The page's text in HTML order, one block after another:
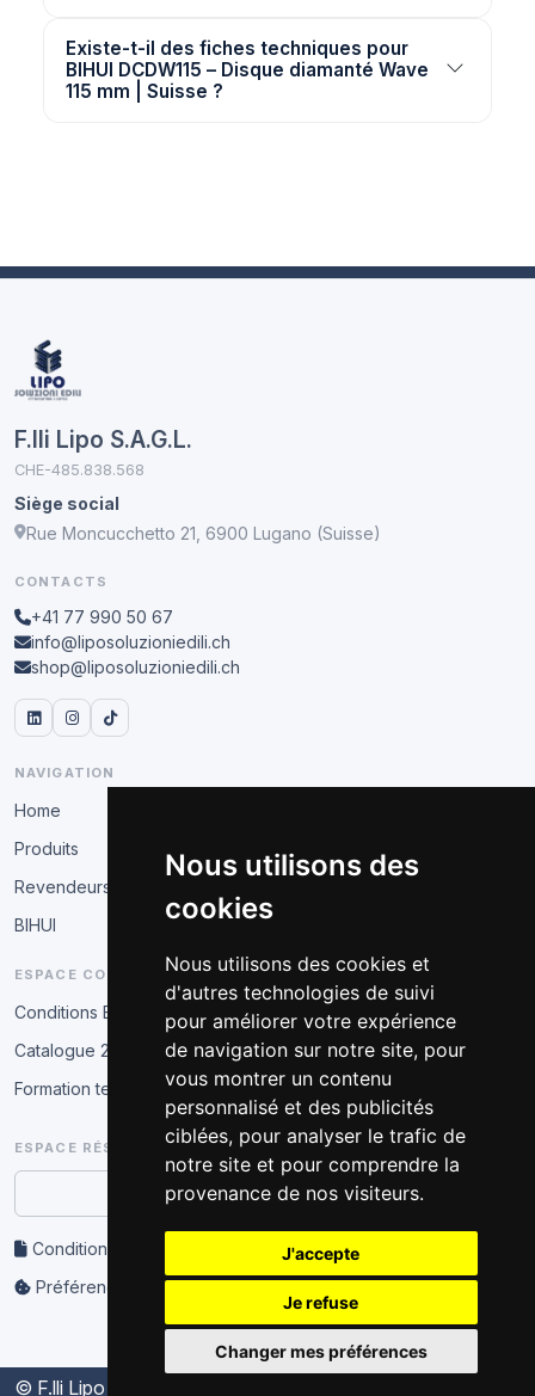
Nous utilisons des
cookies
Nous utilisons des cookies et
d'autres technologies de suivi
pour améliorer votre expérience
de navigation sur notre site, pour
vous montrer un contenu
personnalisé et des publicités
ciblées, pour analyser le trafic de
notre site et pour comprendre la
provenance de nos visiteurs.
J'accepte
Je refuse
Changer mes préférences
Existe-t-il des fiches techniques pour
BIHUI DCDW115 – Disque diamanté Wave
115 mm | Suisse ?
F.lli Lipo S.A.G.L.
CHE-485.838.568
Siège social
Rue Moncucchetto 21, 6900 Lugano (Suisse)
CONTACTS
+41 77 990 50 67
info@liposoluzioniedili.ch
shop@liposoluzioniedili.ch
NAVIGATION
Home
Produits
Revendeurs
BIHUI
ESPACE COMMERCIAL
Conditions B2B
Catalogue 2026
Formation technique
ESPACE RÉSERVÉ
Accès partenaire
Conditions d’utilisation et confidentialité
Préférences cookies
© F.lli Lipo S.A.G.L. - Lipo Soluzioni Edili